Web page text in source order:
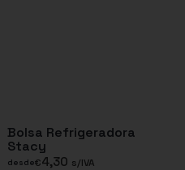
Bolsa Refrigeradora
Stacy
desde€4,30 s/IVA